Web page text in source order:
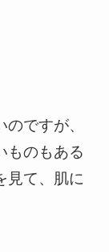
ですが、
ものもある
見て、肌に